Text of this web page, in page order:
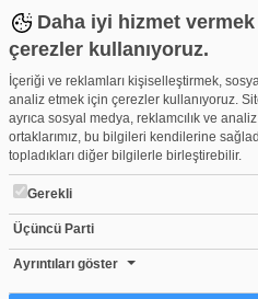
Daha iyi hizmet
çerezler kullanıyoruz.
İçeriği ve reklamları kişiselleştirmek,
analiz etmek için çerezler kullanıyoruz.
ayrıca sosyal medya, reklamcılık ve
ortaklarımız, bu bilgileri kendilerine
topladıkları diğer bilgilerle birleştirebilir.
Gerekli
Üçüncü Parti
Ayrıntıları göster
Bursa’da sığırcık kuşlarının dansı